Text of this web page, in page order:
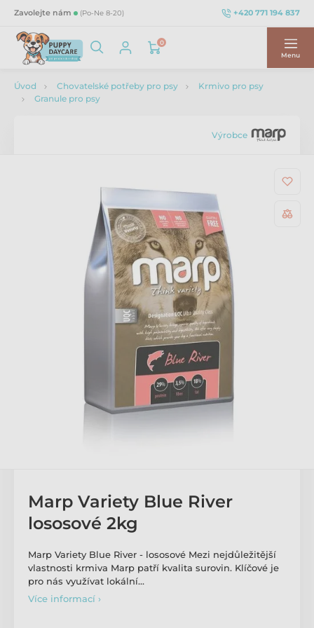
Zavolejte nám (Po-Ne 8-20) +420 771 194 837
0
Menu
Úvod Chovatelské potřeby pro psy
Krmivo pro psy
Granule pro psy
Výrobce
Marp Variety Blue River
lososové 2kg
Marp Variety Blue River - lososové Mezi nejdůležitější
vlastnosti krmiva Marp patří kvalita surovin. Klíčové je
pro nás využívat lokální…
Více informací ›